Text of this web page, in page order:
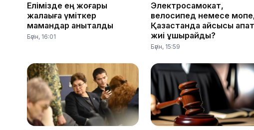
Елімізде ең жоғары
жалақыға үміткер
мамандар анықталды
Бүгін, 16:01
Электросамокат,
велосипед немесе
Қазақстанда қайсысы
жиі ұшырайды?
Бүгін, 15:59